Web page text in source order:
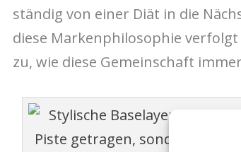
ständig von einer Diät in die
diese Markenphilosophie
zu, wie diese Gemeinschaft